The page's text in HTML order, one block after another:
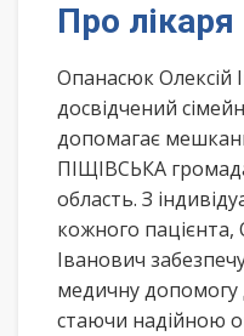
Про лікаря
Опанасюк Олексій
досвідчений
допомагає
ПІЩІВСЬКА
область. З
кожного
Іванович
медичну допомогу
стаючи надійною